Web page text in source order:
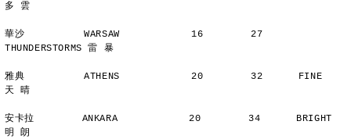
多 雲
華沙          WARSAW            16        27
THUNDERSTORMS 雷 暴
雅典          ATHENS            20        32      FINE
天 晴
安卡拉        ANKARA            20        34      BRIGHT
明 朗